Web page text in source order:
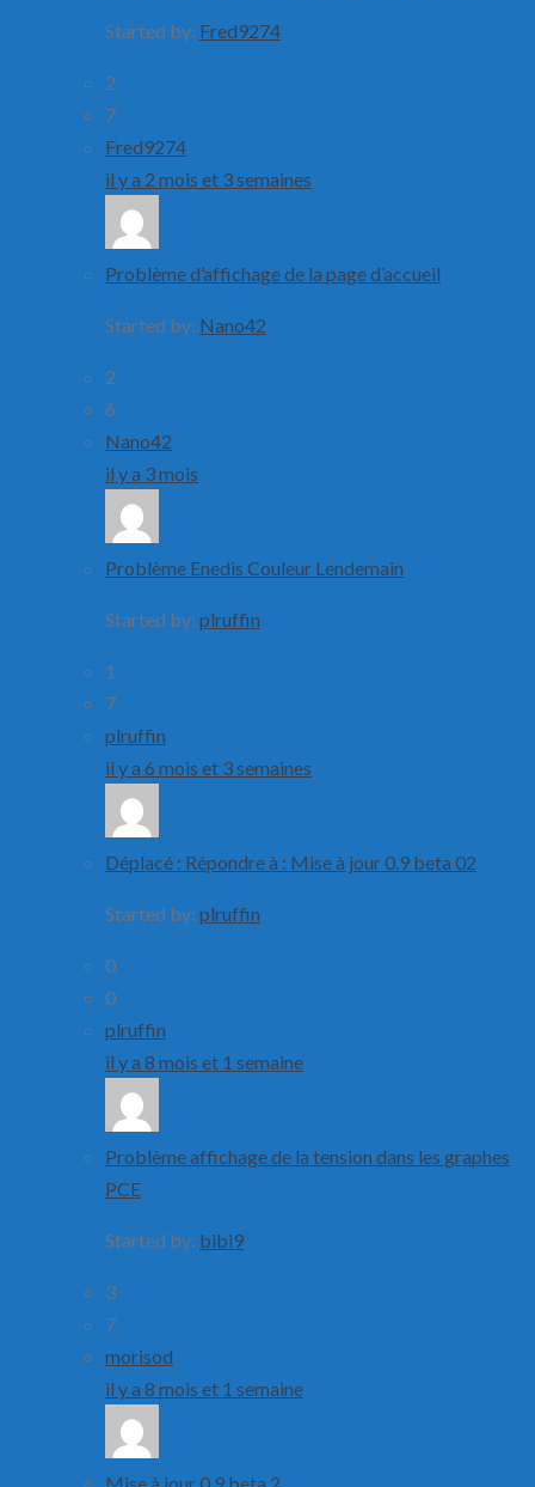
Started by: Fred9274
2
7
Fred9274
il y a 2 mois et 3 semaines
Problème d’affichage de la page d’accueil
Started by: Nano42
2
6
Nano42
il y a 3 mois
Problème Enedis Couleur Lendemain
Started by: plruffin
1
7
plruffin
il y a 6 mois et 3 semaines
Déplacé : Répondre à : Mise à jour 0.9 beta 02
Started by: plruffin
0
0
plruffin
il y a 8 mois et 1 semaine
Problème affichage de la tension dans les graphes
PCE
Started by: bibi9
3
7
morisod
il y a 8 mois et 1 semaine
Mise à jour 0.9 beta 2